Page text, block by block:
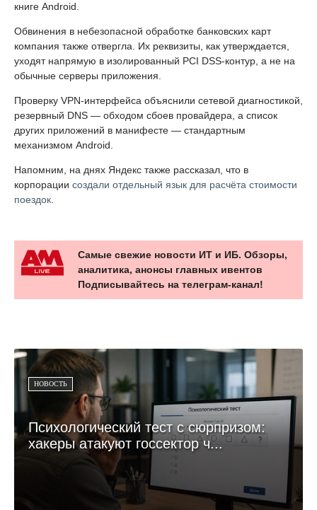
книге Android.
Обвинения в небезопасной обработке банковских карт
компания также отвергла. Их реквизиты, как утверждается,
уходят напрямую в изолированный PCI DSS-контур, а не на
обычные серверы приложения.
Проверку VPN-интерфейса объяснили сетевой диагностикой,
резервный DNS — обходом сбоев провайдера, а список
других приложений в манифесте — стандартным
механизмом Android.
Напомним, на днях Яндекс также рассказал, что в
корпорации создали отдельный язык для расчёта стоимости
поездок.
Самые свежие новости ИТ и ИБ. Обзоры,
аналитика, анонсы главных ивентов
Подписывайтесь на телеграм-канал!
НОВОСТЬ
Психологический тест с сюрпризом:
хакеры атакуют госсектор ч...